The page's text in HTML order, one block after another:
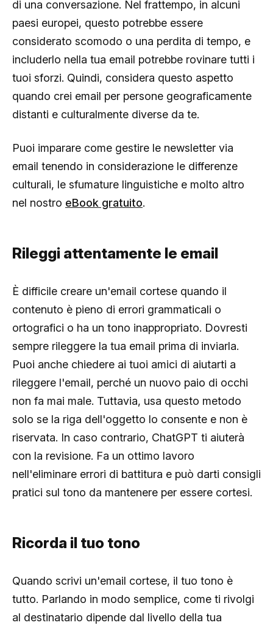
di una conversazione. Nel frattempo, in alcuni
paesi europei, questo potrebbe essere
considerato scomodo o una perdita di tempo, e
includerlo nella tua email potrebbe rovinare tutti i
tuoi sforzi. Quindi, considera questo aspetto
quando crei email per persone geograficamente
distanti e culturalmente diverse da te.
Puoi imparare come gestire le newsletter via
email tenendo in considerazione le differenze
culturali, le sfumature linguistiche e molto altro
nel nostro eBook gratuito.
Rileggi attentamente le email
È difficile creare un'email cortese quando il
contenuto è pieno di errori grammaticali o
ortografici o ha un tono inappropriato. Dovresti
sempre rileggere la tua email prima di inviarla.
Puoi anche chiedere ai tuoi amici di aiutarti a
rileggere l'email, perché un nuovo paio di occhi
non fa mai male. Tuttavia, usa questo metodo
solo se la riga dell'oggetto lo consente e non è
riservata. In caso contrario, ChatGPT ti aiuterà
con la revisione. Fa un ottimo lavoro
nell'eliminare errori di battitura e può darti consigli
pratici sul tono da mantenere per essere cortesi.
Ricorda il tuo tono
Quando scrivi un'email cortese, il tuo tono è
tutto. Parlando in modo semplice, come ti rivolgi
al destinatario dipende dal livello della tua